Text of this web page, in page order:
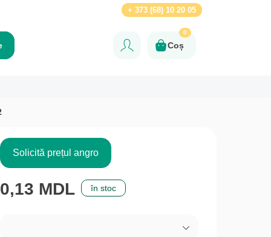
+ 373 (68) 10 20 05
Coș
0
Solicită prețul angro
0,13 MDL în stoc